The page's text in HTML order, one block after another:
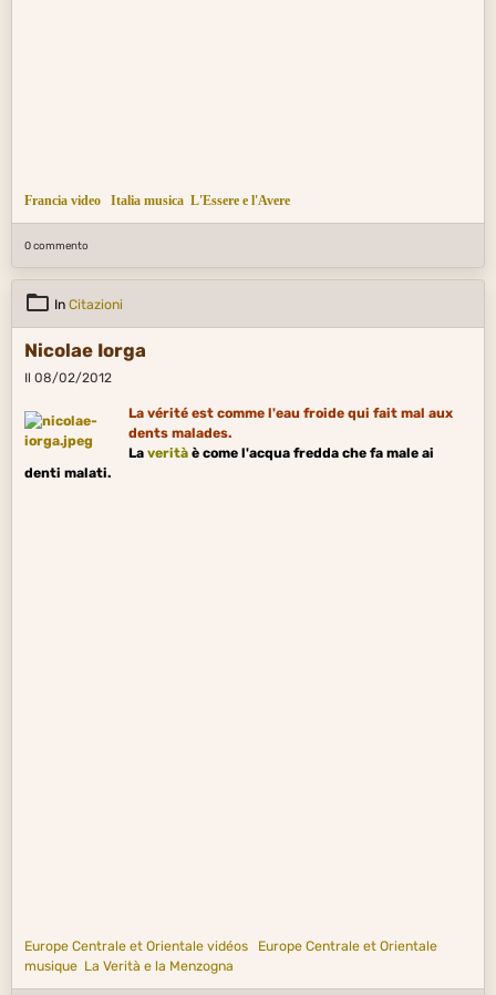
Francia video Italia musica L'Essere e l'Avere
0 commento
In Citazioni
Nicolae Iorga
Il 08/02/2012
La vérité est comme l'eau froide qui fait mal aux
dents malades.
La veritàè come l'acqua fredda che fa male ai
denti malati.
Europe Centrale et Orientale vidéos
Europe Centrale et Orientale
musique La Verità e la Menzogna